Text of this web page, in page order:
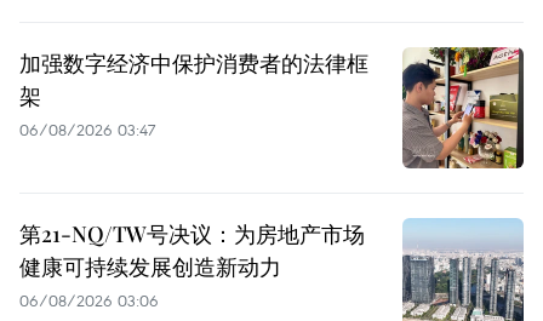
加强数字经济中保护消费者的法律框
架
06/08/2026 03:47
第21-NQ/TW号决议：为房地产市场
健康可持续发展创造新动力
06/08/2026 03:06